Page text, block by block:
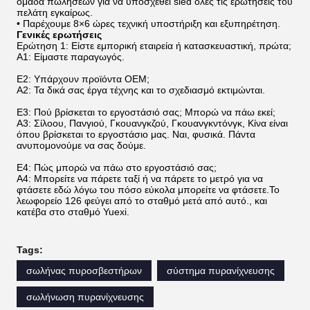
πελάτη εγκαίρως.
• Παρέχουμε 8×6 ώρες τεχνική υποστήριξη και εξυπηρέτηση.
Γενικές ερωτήσεις
Ερώτηση 1: Είστε εμπορική εταιρεία ή κατασκευαστική, πρώτα;
Α1: Είμαστε παραγωγός.
Ε2: Υπάρχουν προϊόντα OEM;
Α2: Τα δικά σας έργα τέχνης και το σχεδιασμό εκτιμώνται.
Ε3: Πού βρίσκεται το εργοστάσιό σας; Μπορώ να πάω εκεί;
Α3: Σίλοου, Πανγιού, Γκουανγκζού, Γκουανγκντόνγκ, Κίνα είναι
όπου βρίσκεται το εργοστάσιο μας. Ναι, φυσικά. Πάντα
ανυπομονούμε να σας δούμε.
Ε4: Πώς μπορώ να πάω στο εργοστάσιό σας;
Α4: Μπορείτε να πάρετε ταξί ή να πάρετε το μετρό για να
φτάσετε εδώ λόγω του πόσο εύκολα μπορείτε να φτάσετε.Το
λεωφορείο 126 φεύγει από το σταθμό μετά από αυτό., και
κατέβα στο σταθμό Yuexi.
Tags:
σωλήνας πυροσβεστήρων
σύστημα πυρανίχνευσης
σωλήνωση πυρανίχνευσης